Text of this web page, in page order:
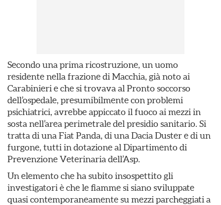
Secondo una prima ricostruzione, un uomo
residente nella frazione di Macchia, già noto ai
Carabinieri e che si trovava al Pronto soccorso
dell’ospedale, presumibilmente con problemi
psichiatrici, avrebbe appiccato il fuoco ai mezzi in
sosta nell’area perimetrale del presidio sanitario. Si
tratta di una Fiat Panda, di una Dacia Duster e di un
furgone, tutti in dotazione al Dipartimento di
Prevenzione Veterinaria dell’Asp.
Un elemento che ha subito insospettito gli
investigatori è che le fiamme si siano sviluppate
quasi contemporaneamente su mezzi parcheggiati a